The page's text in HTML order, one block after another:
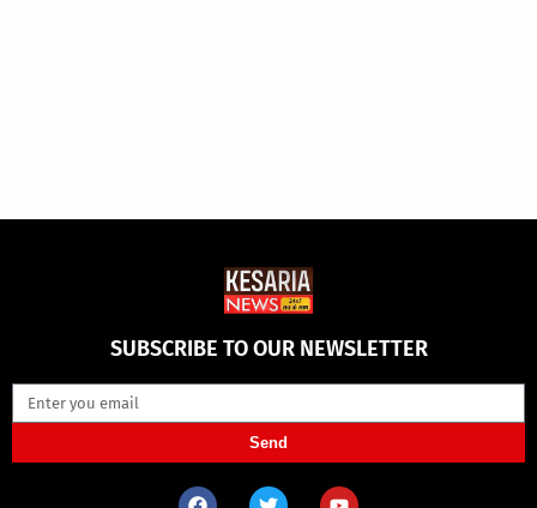
SUBSCRIBE TO OUR NEWSLETTER
Send